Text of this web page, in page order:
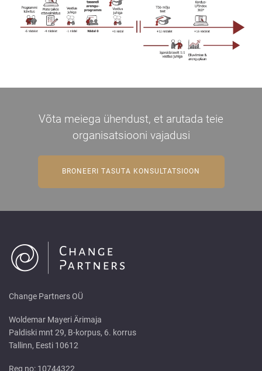
Võta meiega ühendust, et arutada teie
organisatsiooni vajadusi
BRONEERI TASUTA KONSULTATSIOON
Change Partners OÜ
Woldemar Mayeri Ärimaja
Paldiski mnt 29, B-korpus, 6. korrus
Tallinn, Eesti 10612
Reg no: 10744322